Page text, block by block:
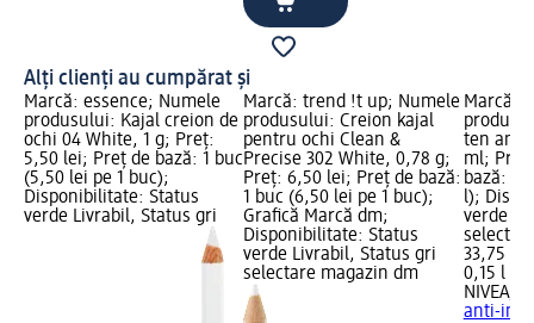
Alți clienți au cumpărat și
Marcă: essence; Numele
produsului: Kajal creion de
ochi 04 White, 1 g; Preț:
5,50 lei; Preț de bază: 1 buc
(5,50 lei pe 1 buc);
Disponibilitate: Status
verde Livrabil, Status gri
Marcă: trend !t up; Numele
produsului: Creion kajal
pentru ochi Clean &
Precise 302 White, 0,78 g;
Preț: 6,50 lei; Preț de bază:
1 buc (6,50 lei pe 1 buc);
Grafică Marcă dm;
Disponibilitate: Status
verde Livrabil, Status gri
selectare magazin dm
Marcă:
ten
ml;
bază:
l);
verde
33,75 lei
0,15 l
NIVEA
anti-